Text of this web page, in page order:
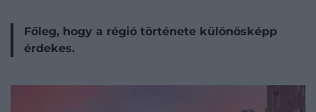
Főleg, hogy a régió története különösképp
érdekes.